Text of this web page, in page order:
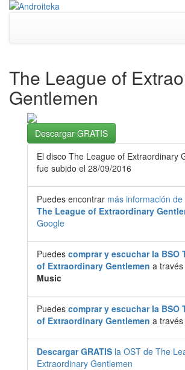
The League of
Gentlemen
Descargar GRATIS
El disco The League of Extraordinary
fue subido el 28/09/2016
Puedes encontrar más información de
The League of Extraordinary
Google
Puedes comprar y escuchar la BSO
of Extraordinary Gentlemen a
Music
Puedes comprar y escuchar la BSO
of Extraordinary Gentlemen a
Descargar GRATIS la OST de The
Extraordinary Gentlemen